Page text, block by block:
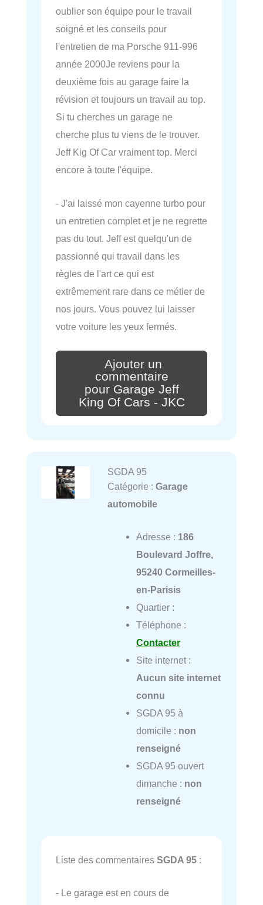
oublier son équipe pour le travail
soigné et les conseils pour
l'entretien de ma Porsche 911-996
année 2000Je reviens pour la
deuxième fois au garage faire la
révision et toujours un travail au top.
Si tu cherches un garage ne
cherche plus tu viens de le trouver.
Jeff Kig Of Car vraiment top. Merci
encore à toute l'équipe.
- J'ai laissé mon cayenne turbo pour
un entretien complet et je ne regrette
pas du tout. Jeff est quelqu'un de
passionné qui travail dans les
règles de l'art ce qui est
extrêmement rare dans ce métier de
nos jours. Vous pouvez lui laisser
votre voiture les yeux fermés.
Ajouter un
commentaire
pour Garage Jeff
King Of Cars - JKC
SGDA 95
Catégorie : Garage
automobile
Adresse : 186
Boulevard Joffre,
95240 Cormeilles-
en-Parisis
Quartier :
Téléphone :
Contacter
Site internet :
Aucun site internet
connu
SGDA 95 à
domicile : non
renseigné
SGDA 95 ouvert
dimanche : non
renseigné
Liste des commentaires SGDA 95 :
- Le garage est en cours de